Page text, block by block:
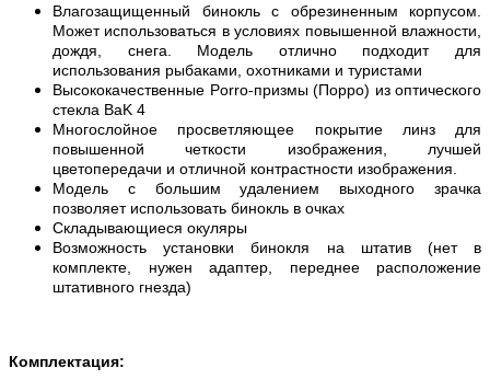
Влагозащищенный бинокль c обрезиненным корпусом.
Может использоваться в условиях повышенной влажности,
дождя, снега. Модель отлично подходит для
использования рыбаками, охотниками и туристами
Высококачественные Porro-призмы (Порро) из оптического
стекла BaK 4
Многослойное просветляющее покрытие линз для
повышенной четкости изображения, лучшей
цветопередачи и отличной контрастности изображения.
Модель с большим удалением выходного зрачка
позволяет использовать бинокль в очках
Складывающиеся окуляры
Возможность установки бинокля на штатив (нет в
комплекте, нужен адаптер, переднее расположение
штативного гнезда)
Комплектация: